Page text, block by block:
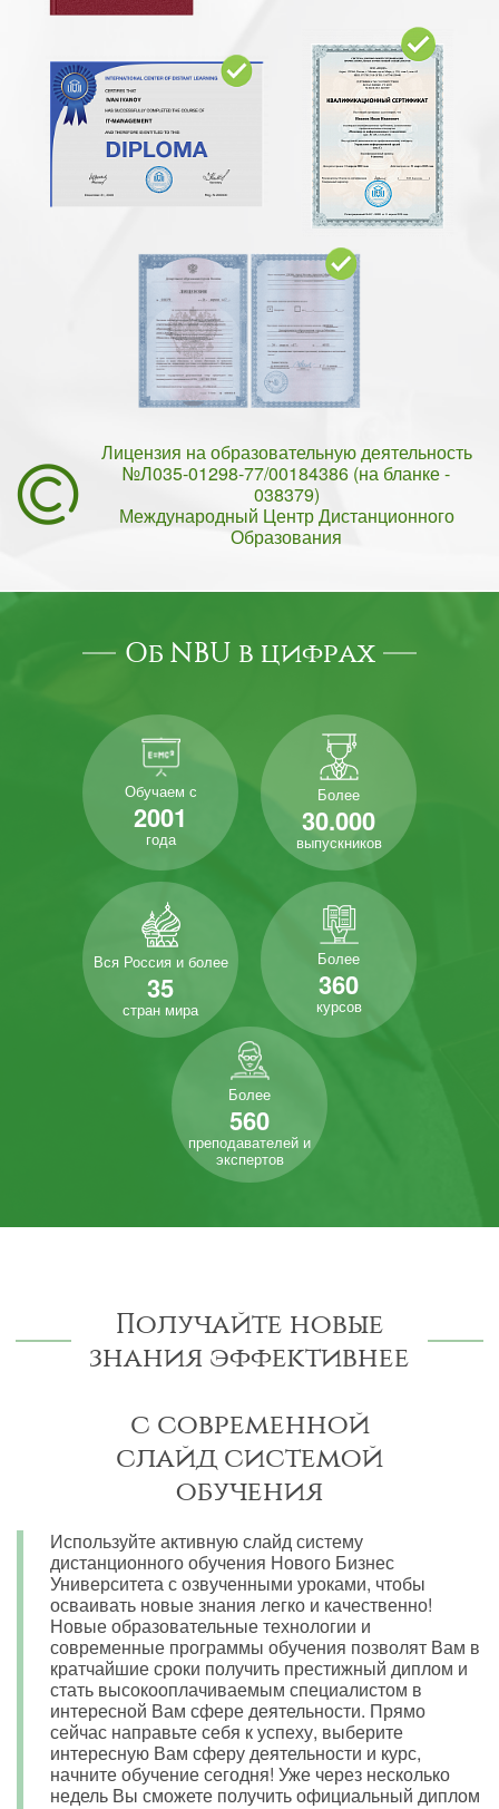
Лицензия на образовательную деятельность
№Л035-01298-77/00184386 (на бланке -
038379)
Международный Центр Дистанционного
Образования
Об NBU в цифрах
Обучаем с
2001
года
Более
30.000
выпускников
Вся Россия и более
35
стран мира
Более
360
курсов
Более
560
преподавателей и
экспертов
Получайте новые
знания эффективнее
с современной
слайд системой
обучения
Используйте активную слайд систему
дистанционного обучения Нового Бизнес
Университета с озвученными уроками, чтобы
осваивать новые знания легко и качественно!
Новые образовательные технологии и
современные программы обучения позволят Вам в
кратчайшие сроки получить престижный диплом и
стать высокооплачиваемым специалистом в
интересной Вам сфере деятельности. Прямо
сейчас направьте себя к успеху, выберите
интересную Вам сферу деятельности и курс,
начните обучение сегодня! Уже через несколько
недель Вы сможете получить официальный диплом